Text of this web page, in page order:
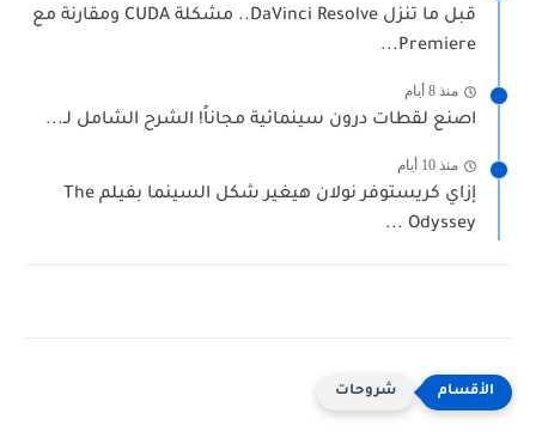
قبل ما تنزل DaVinci Resolve.. مشكلة CUDA ومقارنة مع
Premiere...
منذ 8 أيام
اصنع لقطات درون سينمائية مجاناً! الشرح الشامل لـ...
منذ 10 أيام
إزاي كريستوفر نولان هيغير شكل السينما بفيلم The
Odyssey ...
شروحات